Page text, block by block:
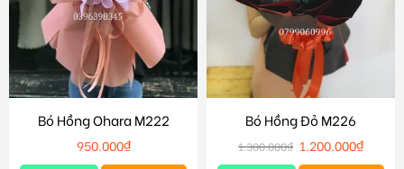
Bó Hồng Ohara M222
950.000₫
Bó Hồng Đỏ M226
1.300.000₫ 1.200.000₫